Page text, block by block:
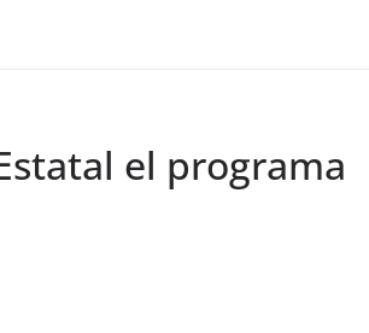
el programa